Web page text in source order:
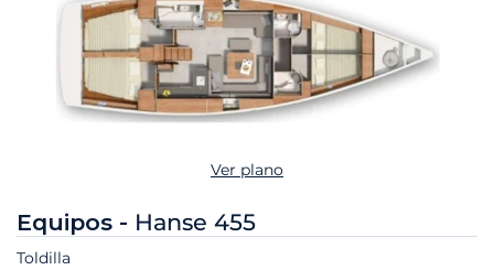
Ver plano
Equipos - Hanse 455
Toldilla